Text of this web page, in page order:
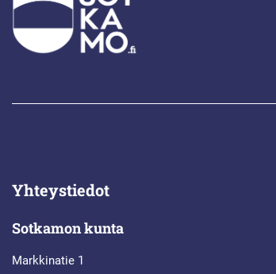
Yhteystiedot
Sotkamon kunta
Markkinatie 1